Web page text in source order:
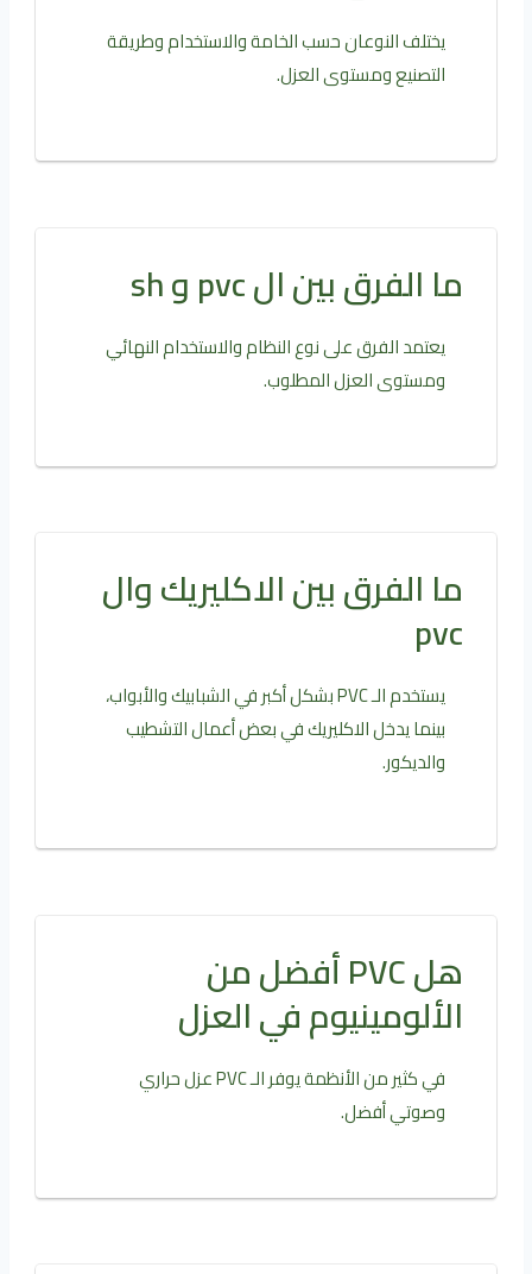
يختلف النوعان حسب الخامة والاستخدام وطريقة
التصنيع ومستوى العزل.
ما الفرق بين ال pvc و sh
يعتمد الفرق على نوع النظام والاستخدام النهائي
ومستوى العزل المطلوب.
ما الفرق بين الاكليريك وال
pvc
يستخدم الـ PVC بشكل أكبر في الشبابيك والأبواب،
بينما يدخل الاكليريك في بعض أعمال التشطيب
والديكور.
هل PVC أفضل من
الألومينيوم في العزل
في كثير من الأنظمة يوفر الـ PVC عزل حراري
وصوتي أفضل.